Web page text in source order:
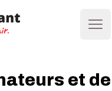
et de